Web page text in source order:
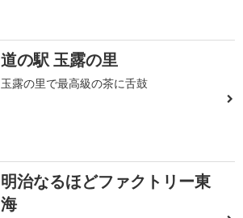
道の駅 玉露の里
玉露の里で最高級の茶に舌鼓
明治なるほどファクトリー東
海